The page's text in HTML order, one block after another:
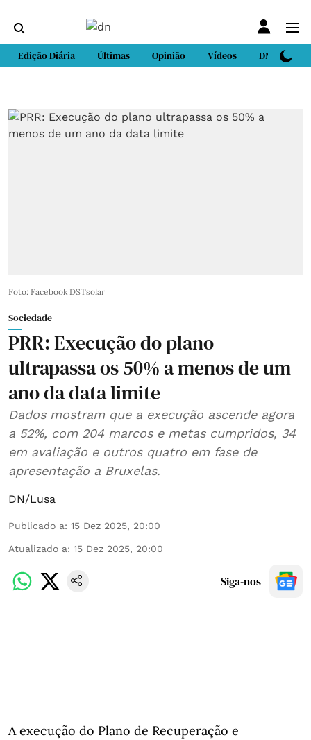
Edição Diária Últimas Opinião Vídeos DN Sport
Foto: Facebook DSTsolar
Sociedade
PRR: Execução do plano
ultrapassa os 50% a menos de um
ano da data limite
Dados mostram que a execução ascende agora
a 52%, com 204 marcos e metas cumpridos, 34
em avaliação e outros quatro em fase de
apresentação a Bruxelas.
DN/Lusa
Publicado a: 15 Dez 2025, 20:00
Atualizado a: 15 Dez 2025, 20:00
Siga-nos
A execução do Plano de Recuperação e